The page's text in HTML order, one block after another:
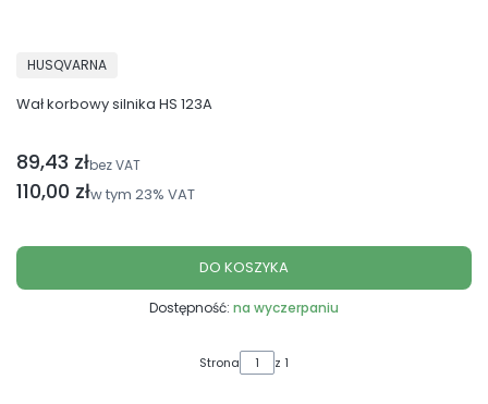
Wał korbowy silnika HS 123A
PRODUCENT
HUSQVARNA
Cena brutto
110,00 złw tym 23% VAT
Cena netto
89,43 złbez VAT
DO KOSZYKA
Dostępność: na wyczerpaniu
Strona z 1